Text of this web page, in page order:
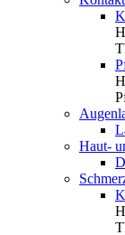
Haut-